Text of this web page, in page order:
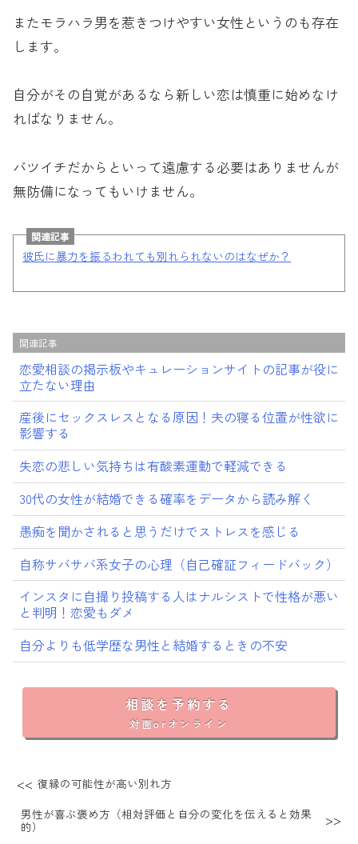
またモラハラ男を惹きつけやすい女性というのも存在
します。
自分がその自覚があるなら新しい恋は慎重に始めなけ
ればなりません。
バツイチだからといって遠慮する必要はありませんが
無防備になってもいけません。
関連記事
彼氏に暴力を振るわれても別れられないのはなぜか？
関連記事
恋愛相談の掲示板やキュレーションサイトの記事が役に
立たない理由
産後にセックスレスとなる原因！夫の寝る位置が性欲に
影響する
失恋の悲しい気持ちは有酸素運動で軽減できる
30代の女性が結婚できる確率をデータから読み解く
愚痴を聞かされると思うだけでストレスを感じる
自称サバサバ系女子の心理（自己確証フィードバック）
インスタに自撮り投稿する人はナルシストで性格が悪い
と判明！恋愛もダメ
自分よりも低学歴な男性と結婚するときの不安
相談を予約する
対面orオンライン
復縁の可能性が高い別れ方
男性が喜ぶ褒め方（相対評価と自分の変化を伝えると効果
的）